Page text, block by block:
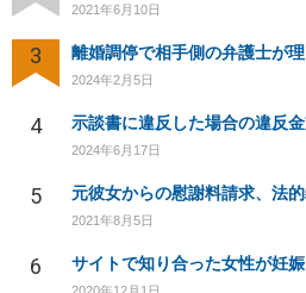
2021年6月10日
3
2024年2月5日
4 示談書に違反した場合の違反
2024年6月17日
5 元彼女からの慰謝料請求、法
2021年8月5日
6 サイトで知り合った女性が妊娠